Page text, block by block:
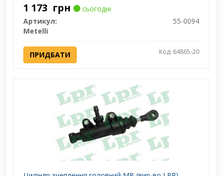
1 173 грн
сьогодні
Артикул:
55-0094
Metelli
ПРИДБАТИ Код: 64865-20